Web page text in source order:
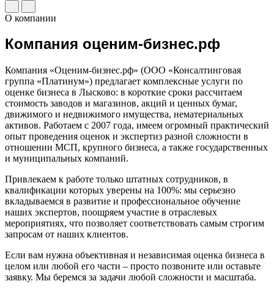
О компании
Компания оценим-бизнес.рф
Компания «Оценим-бизнес.рф» (ООО «Консалтинговая
группа «Платинум») предлагает комплексные услуги по
оценке бизнеса в Лысково: в короткие сроки рассчитаем
стоимость заводов и магазинов, акций и ценных бумаг,
движимого и недвижимого имущества, нематериальных
активов. Работаем с 2007 года, имеем огромный практический
опыт проведения оценок и экспертиз разной сложности в
отношении МСП, крупного бизнеса, а также государственных
и муниципальных компаний.
Привлекаем к работе только штатных сотрудников, в
квалификации которых уверены на 100%: мы серьезно
вкладываемся в развитие и профессиональное обучение
наших экспертов, поощряем участие в отраслевых
мероприятиях, что позволяет соответствовать самым строгим
запросам от наших клиентов.
Если вам нужна объективная и независимая оценка бизнеса в
целом или любой его части – просто позвоните или оставьте
заявку. Мы беремся за задачи любой сложности и масштаба.
Дзержинский
Дмитров
Домодедово
Донецк
Дубна
Дюртюли
Евпатория
Егорьевск
Ейск
Екатеринбург
Елабуга
Елец
Енисейск
Ессентуки
Железногорск